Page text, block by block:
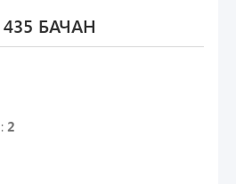
БАЧАН
2